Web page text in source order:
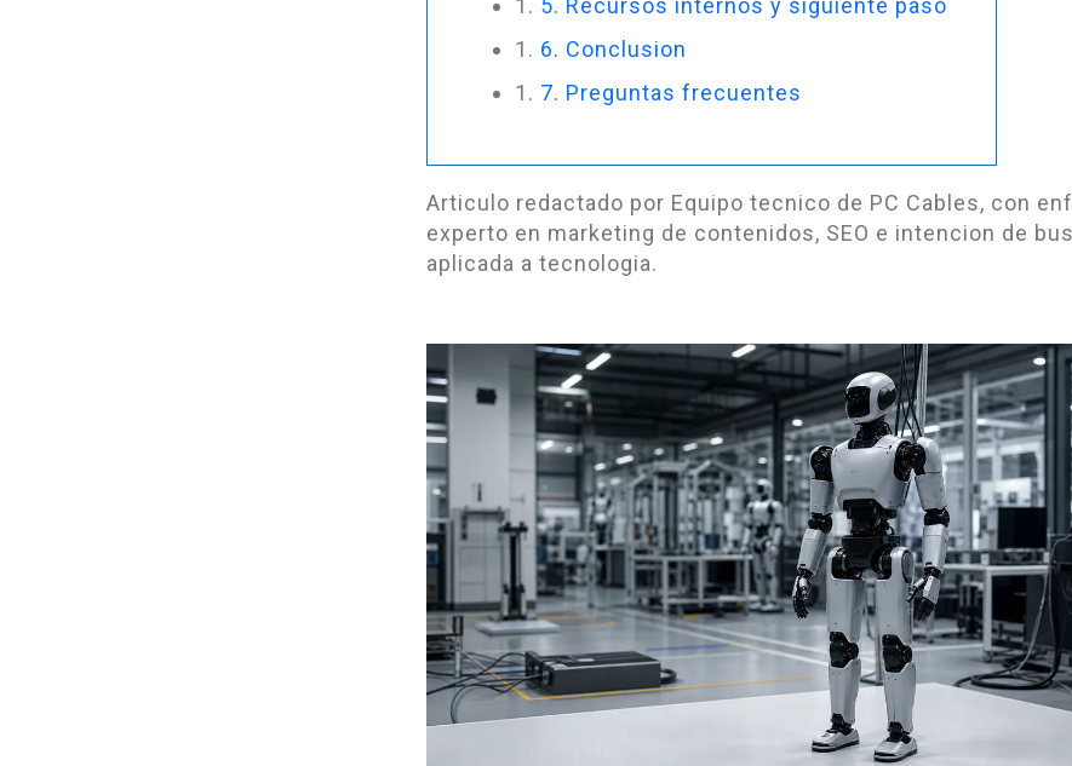
5. Recursos internos y siguiente paso
6. Conclusion
7. Preguntas frecuentes
Articulo redactado por Equipo tecnico de PC Cables, con
experto en marketing de contenidos, SEO e intencion de
aplicada a tecnologia.